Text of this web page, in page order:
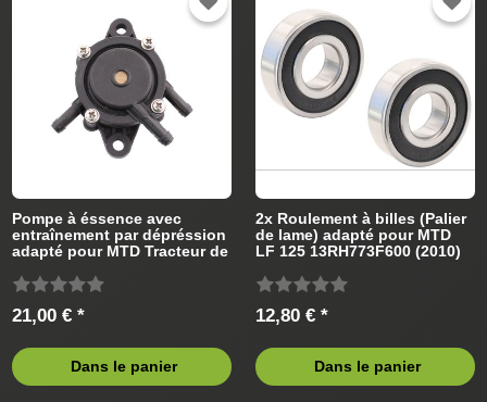
Pompe à éssence avec
entraînement par dépréssion
adapté pour MTD Tracteur de
21,00 € *
Dans le panier
2x Roulement à billes (Palier
de lame) adapté pour MTD
LF 125 13RH773F600 (2010)
12,80 € *
Dans le panier